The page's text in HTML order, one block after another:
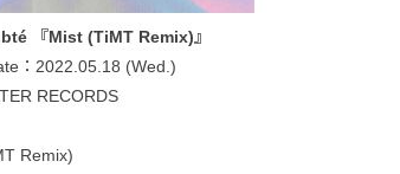
『Mist (TiMT Remix)』
：2022.05.18 (Wed.)
RECORDS
Remix)